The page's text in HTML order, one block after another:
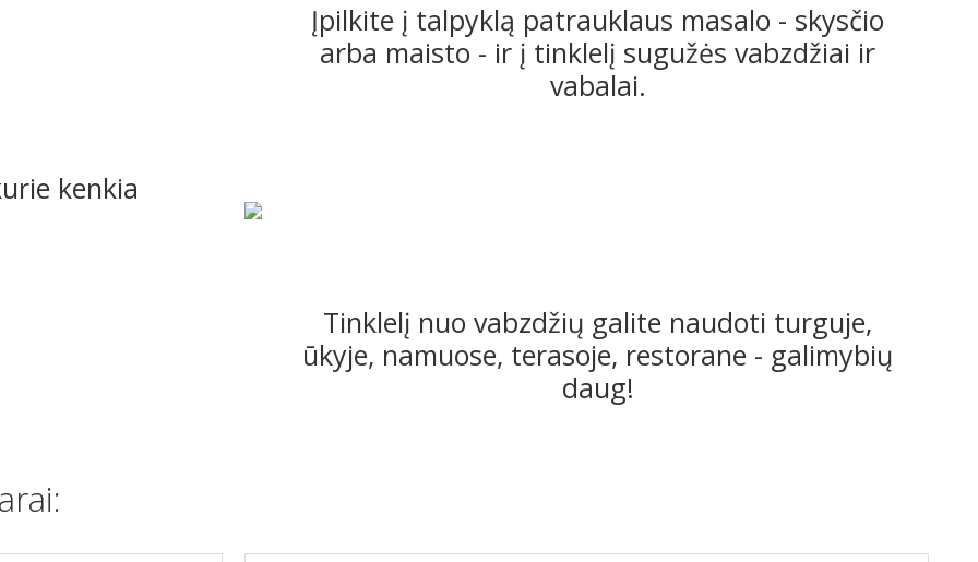
Įpilkite į talpyklą patrauklaus masalo - skysčio
arba maisto - ir į tinklelį sugužės vabzdžiai ir
vabalai.
kenkia
Tinklelį nuo vabzdžių galite naudoti turguje,
ūkyje, namuose, terasoje, restorane - galimybių
daug!